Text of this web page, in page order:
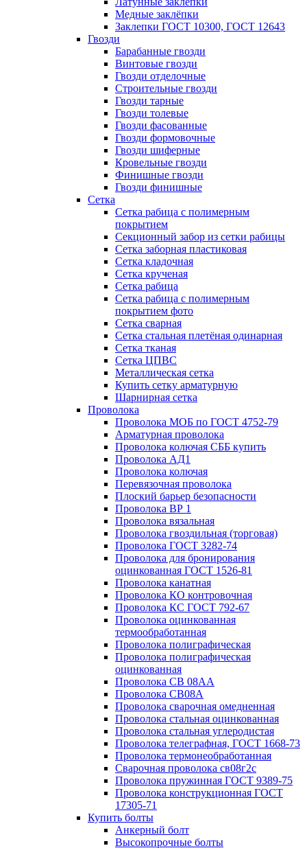
Медные заклёпки
Заклепки ГОСТ 10300, ГОСТ 12643
Гвозди
Барабанные гвозди
Винтовые гвозди
Гвозди отделочные
Строительные гвозди
Гвозди тарные
Гвозди толевые
Гвозди фасованные
Гвозди формовочные
Гвозди шиферные
Кровельные гвозди
Финишные гвозди
Гвозди финишные
Сетка
Сетка рабица с полимерным
покрытием
Секционный забор из сетки рабицы
Сетка заборная пластиковая
Сетка кладочная
Сетка крученая
Сетка рабица
Сетка рабица с полимерным
покрытием фото
Сетка сварная
Сетка стальная плетёная одинарная
Сетка тканая
Сетка ЦПВС
Металлическая сетка
Купить сетку арматурную
Шарнирная сетка
Проволока
Проволока МОБ по ГОСТ 4752-79
Арматурная проволока
Проволока колючая СББ купить
Проволока АД1
Проволока колючая
Перевязочная проволока
Плоский барьер безопасности
Проволока ВР 1
Проволока вязальная
Проволока гвоздильная (торговая)
Проволока ГОСТ 3282-74
Проволока для бронирования
оцинкованная ГОСТ 1526-81
Проволока канатная
Проволока КО контровочная
Проволока КС ГОСТ 792-67
Проволока оцинкованная
термообработанная
Проволока полиграфическая
Проволока полиграфическая
оцинкованная
Проволока СВ 08АА
Проволока СВ08А
Проволока сварочная омедненная
Проволока стальная оцинкованная
Проволока стальная углеродистая
Проволока телеграфная, ГОСТ 1668-73
Проволока термонеобработанная
Сварочная проволока св08г2с
Проволока пружинная ГОСТ 9389-75
Проволока конструкционная ГОСТ
17305-71
Купить болты
Анкерный болт
Высокопрочные болты